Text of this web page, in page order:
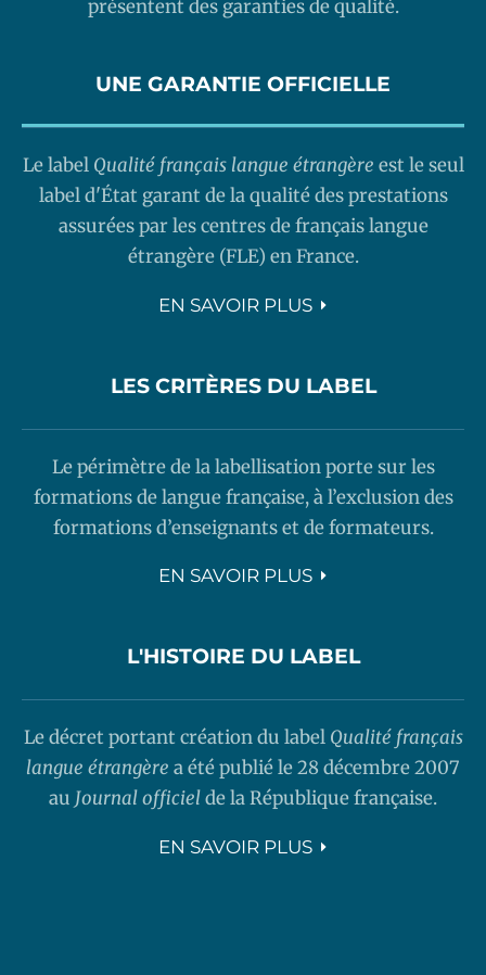
présentent des garanties de qualité.
UNE GARANTIE OFFICIELLE
Le label Qualité français langue étrangère est le seul
label d'État garant de la qualité des prestations
assurées par les centres de français langue
étrangère (FLE) en France.
EN SAVOIR PLUS
LES CRITÈRES DU LABEL
Le périmètre de la labellisation porte sur les
formations de langue française, à l’exclusion des
formations d’enseignants et de formateurs.
EN SAVOIR PLUS
L'HISTOIRE DU LABEL
Le décret portant création du label Qualité français
langue étrangère a été publié le 28 décembre 2007
au Journal officielde la République française.
EN SAVOIR PLUS